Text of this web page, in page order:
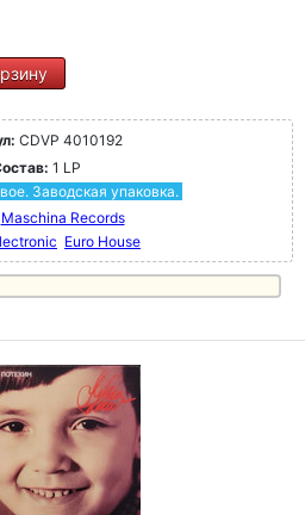
CDVP 4010192
1 LP
Заводская упаковка.
Maschina Records
Euro House